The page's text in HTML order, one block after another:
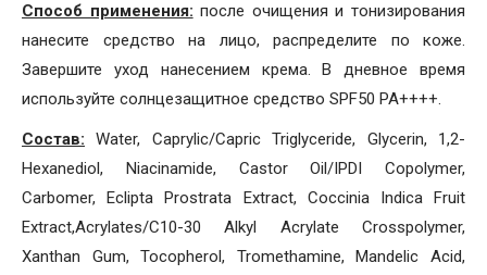
Способ применения: после очищения и тонизирования
нанесите средство на лицо, распределите по коже.
Завершите уход нанесением крема. В дневное время
используйте солнцезащитное средство SPF50 PA++++.
Состав: Water, Caprylic/Capric Triglyceride, Glycerin, 1,2-
Hexanediol, Niacinamide, Castor Oil/IPDI Copolymer,
Carbomer, Eclipta Prostrata Extract, Coccinia Indica Fruit
Extract,Acrylates/C10-30 Alkyl Acrylate Crosspolymer,
Xanthan Gum, Tocopherol, Tromethamine, Mandelic Acid,